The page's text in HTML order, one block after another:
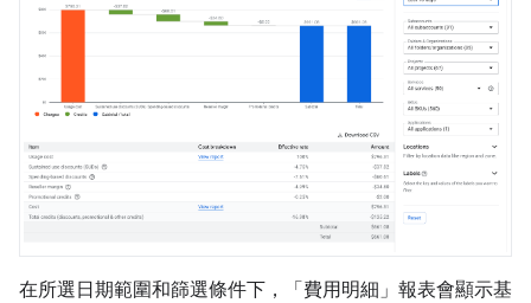
在所選日期範圍和篩選條件下，「費用明細」 報表會顯示基